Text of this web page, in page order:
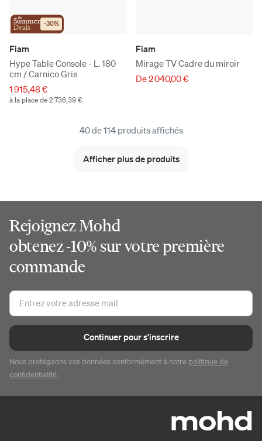
the
Summer
Deals -30%
Fiam
Hype Table Console - L. 180
cm / Carnico Gris
1 915,48 €
à la place de 2 736,39 €
Fiam
Mirage TV Cadre du miroir
De 2 040,00 €
40 de 114 produits affichés
Afficher plus de produits
Rejoignez Mohd
obtenez -10% sur votre première
commande
Continuer pour s'inscrire
Nous protégeons vos données conformément à notre politique de
confidentialité.